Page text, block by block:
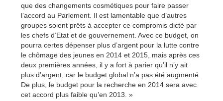
que des changements cosmétiques pour faire passer
l’accord au Parlement. Il est lamentable que d’autres
groupes soient prêts à accepter ce compromis dicté par
les chefs d’Etat et de gouvernement. Avec ce budget, on
pourra certes dépenser plus d’argent pour la lutte contre
le chômage des jeunes en 2014 et 2015, mais après ces
deux premières années, il y a fort à parier qu’il n’y ait
plus d’argent, car le budget global n’a pas été augmenté.
De plus, le budget pour la recherche en 2014 sera avec
cet accord plus faible qu’en 2013. »